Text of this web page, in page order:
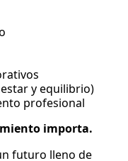
y equilibrio)
profesional
importa.
futuro lleno de